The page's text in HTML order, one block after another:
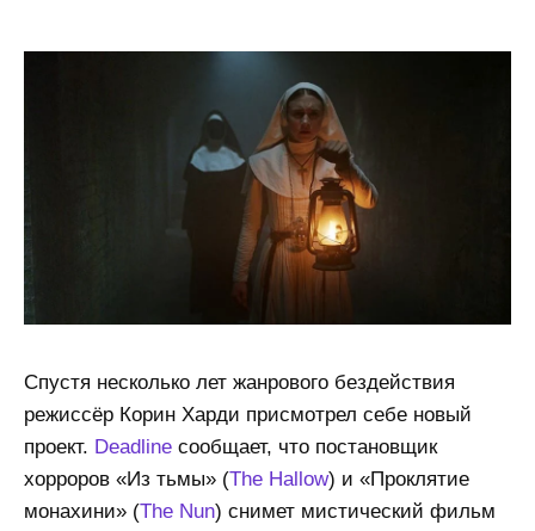
Спустя несколько лет жанрового бездействия
режиссёр Корин Харди присмотрел себе новый
проект. Deadline сообщает, что постановщик
хорроров «Из тьмы» (The Hallow) и «Проклятие
монахини» (The Nun) снимет мистический фильм